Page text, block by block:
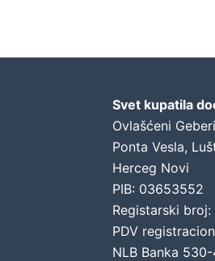
Svet kupatila
Ovlašćeni
Ponta Vesla,
Herceg Novi
PIB: 03653552
Registarski
PDV
NLB Banka